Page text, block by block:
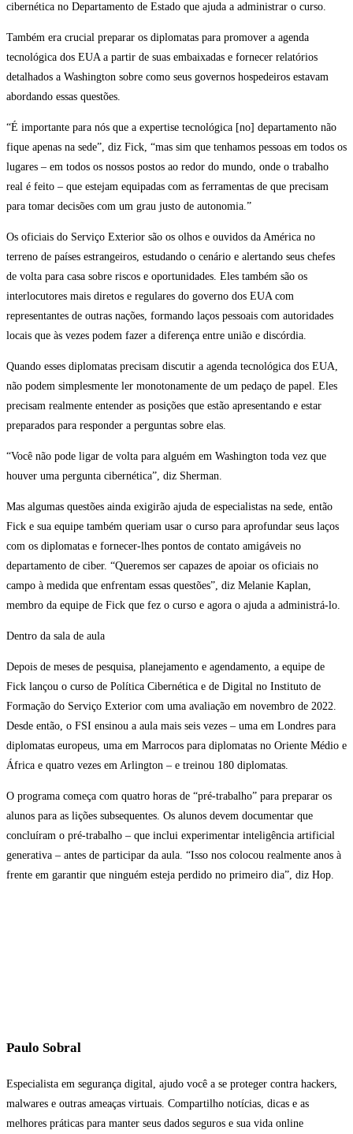
cibernética no Departamento de Estado que ajuda a administrar o curso.
Também era crucial preparar os diplomatas para promover a agenda
tecnológica dos EUA a partir de suas embaixadas e fornecer relatórios
detalhados a Washington sobre como seus governos hospedeiros estavam
abordando essas questões.
“É importante para nós que a expertise tecnológica [no] departamento não
fique apenas na sede”, diz Fick, “mas sim que tenhamos pessoas em todos os
lugares – em todos os nossos postos ao redor do mundo, onde o trabalho
real é feito – que estejam equipadas com as ferramentas de que precisam
para tomar decisões com um grau justo de autonomia.”
Os oficiais do Serviço Exterior são os olhos e ouvidos da América no
terreno de países estrangeiros, estudando o cenário e alertando seus chefes
de volta para casa sobre riscos e oportunidades. Eles também são os
interlocutores mais diretos e regulares do governo dos EUA com
representantes de outras nações, formando laços pessoais com autoridades
locais que às vezes podem fazer a diferença entre união e discórdia.
Quando esses diplomatas precisam discutir a agenda tecnológica dos EUA,
não podem simplesmente ler monotonamente de um pedaço de papel. Eles
precisam realmente entender as posições que estão apresentando e estar
preparados para responder a perguntas sobre elas.
“Você não pode ligar de volta para alguém em Washington toda vez que
houver uma pergunta cibernética”, diz Sherman.
Mas algumas questões ainda exigirão ajuda de especialistas na sede, então
Fick e sua equipe também queriam usar o curso para aprofundar seus laços
com os diplomatas e fornecer-lhes pontos de contato amigáveis no
departamento de ciber. “Queremos ser capazes de apoiar os oficiais no
campo à medida que enfrentam essas questões”, diz Melanie Kaplan,
membro da equipe de Fick que fez o curso e agora o ajuda a administrá-lo.
Dentro da sala de aula
Depois de meses de pesquisa, planejamento e agendamento, a equipe de
Fick lançou o curso de Política Cibernética e de Digital no Instituto de
Formação do Serviço Exterior com uma avaliação em novembro de 2022.
Desde então, o FSI ensinou a aula mais seis vezes – uma em Londres para
diplomatas europeus, uma em Marrocos para diplomatas no Oriente Médio e
África e quatro vezes em Arlington – e treinou 180 diplomatas.
O programa começa com quatro horas de “pré-trabalho” para preparar os
alunos para as lições subsequentes. Os alunos devem documentar que
concluíram o pré-trabalho – que inclui experimentar inteligência artificial
generativa – antes de participar da aula. “Isso nos colocou realmente anos à
frente em garantir que ninguém esteja perdido no primeiro dia”, diz Hop.
Paulo Sobral
Especialista em segurança digital, ajudo você a se proteger contra hackers,
malwares e outras ameaças virtuais. Compartilho notícias, dicas e as
melhores práticas para manter seus dados seguros e sua vida online